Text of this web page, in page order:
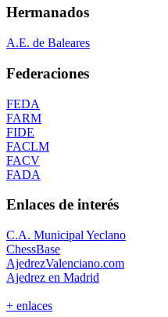
Hermanados
A.E. de Baleares
Federaciones
FEDA
FARM
FIDE
FACLM
FACV
FADA
Enlaces de interés
C.A. Municipal Yeclano
ChessBase
AjedrezValenciano.com
Ajedrez en Madrid
+ enlaces